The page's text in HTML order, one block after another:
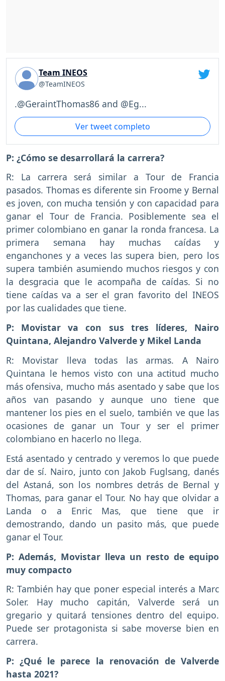
Team INEOS
@TeamINEOS
.@GeraintThomas86 and @Eg...
Ver tweet completo
P: ¿Cómo se desarrollará la carrera?
R: La carrera será similar a Tour de Francia
pasados. Thomas es diferente sin Froome y Bernal
es joven, con mucha tensión y con capacidad para
ganar el Tour de Francia. Posiblemente sea el
primer colombiano en ganar la ronda francesa. La
primera semana hay muchas caídas y
enganchones y a veces las supera bien, pero los
supera también asumiendo muchos riesgos y con
la desgracia que le acompaña de caídas. Si no
tiene caídas va a ser el gran favorito del INEOS
por las cualidades que tiene.
P: Movistar va con sus tres líderes, Nairo
Quintana, Alejandro Valverde y Mikel Landa
R: Movistar lleva todas las armas. A Nairo
Quintana le hemos visto con una actitud mucho
más ofensiva, mucho más asentado y sabe que los
años van pasando y aunque uno tiene que
mantener los pies en el suelo, también ve que las
ocasiones de ganar un Tour y ser el primer
colombiano en hacerlo no llega.
Está asentado y centrado y veremos lo que puede
dar de sí. Nairo, junto con Jakob Fuglsang, danés
del Astaná, son los nombres detrás de Bernal y
Thomas, para ganar el Tour. No hay que olvidar a
Landa o a Enric Mas, que tiene que ir
demostrando, dando un pasito más, que puede
ganar el Tour.
P: Además, Movistar lleva un resto de equipo
muy compacto
R: También hay que poner especial interés a Marc
Soler. Hay mucho capitán, Valverde será un
gregario y quitará tensiones dentro del equipo.
Puede ser protagonista si sabe moverse bien en
carrera.
P: ¿Qué le parece la renovación de Valverde
hasta 2021?